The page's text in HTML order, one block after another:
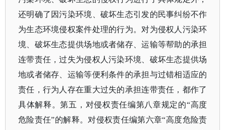
还明确了因污染环境、破坏生态引发的民事纠纷不作
为生态环境侵权案件处理的行为。对为侵权人污染环
境、破坏生态提供场地或者储存、运输等帮助的承担
连带责任，过失为侵权人污染环境、破坏生态提供场
地或者储存、运输等便利条件的承担与过错相适应的
责任，行为人存在重大过失的承担连带责任，都作了
具体解释。第五，对侵权责任编第八章规定的“高度
危险责任”的解释。对侵权责任编第六章“高度危险责